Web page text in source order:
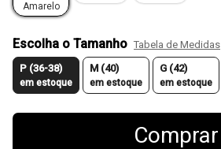
Amarelo
Escolha o Tamanho Tabela de Medidas
P (36-38)
em estoque
M (40)
em estoque
G (42)
em estoque
Comprar